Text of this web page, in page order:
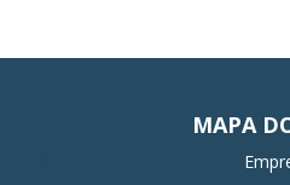
MAPA